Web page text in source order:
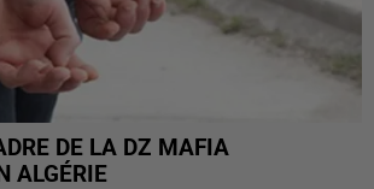
DE LA DZ MAFIA
ALGÉRIE